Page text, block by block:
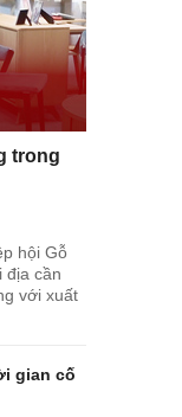
trong
hội Gỗ
địa cần
với xuất
gian cố